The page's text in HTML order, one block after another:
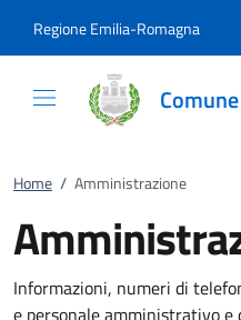
Regione Emilia-Romagna
Home / Amministrazione
Informazioni, numeri di
e personale amministrativo e